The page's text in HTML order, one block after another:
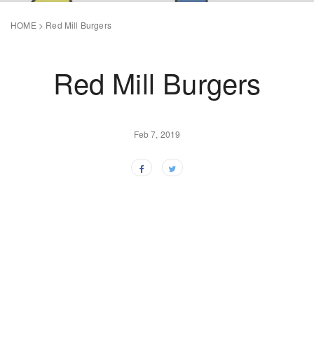
HOME > Red Mill Burgers
Red Mill Burgers
Feb 7, 2019